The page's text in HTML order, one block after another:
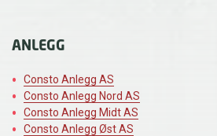
ANLEGG
Consto Anlegg AS
Consto Anlegg Nord AS
Consto Anlegg Midt AS
Consto Anlegg Øst AS